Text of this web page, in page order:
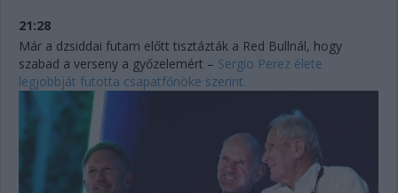
21:28
Már a dzsiddai futam előtt tisztázták a Red Bullnál, hogy
szabad a verseny a győzelemért – Sergio Perez élete
legjobbját futotta csapatfőnöke szerint.